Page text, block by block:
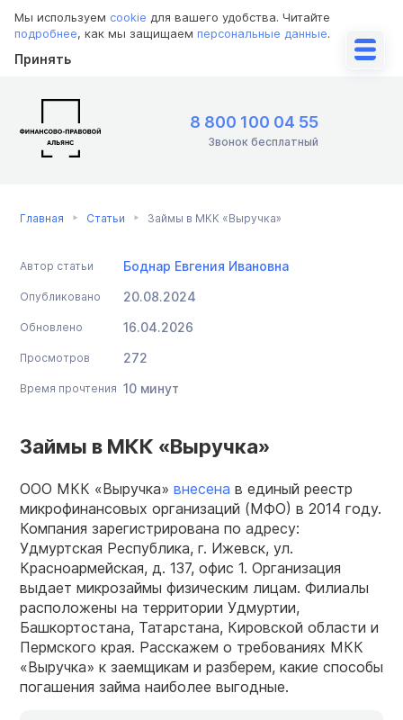
Мы используем cookie для вашего удобства. Читайте
подробнее, как мы защищаем персональные данные.
Принять
8 800 100 04 55
Звонок бесплатный
Главная Статьи Займы в МКК «Выручка»
Автор статьи Боднар Евгения Ивановна
Опубликовано 20.08.2024
Обновлено 16.04.2026
Просмотров 272
Время прочтения 10 минут
Займы в МКК «Выручка»
ООО МКК «Выручка» внесена в единый реестр
микрофинансовых организаций (МФО) в 2014 году.
Компания зарегистрирована по адресу:
Удмуртская Республика, г. Ижевск, ул.
Красноармейская, д. 137, офис 1. Организация
выдает микрозаймы физическим лицам. Филиалы
расположены на территории Удмуртии,
Башкортостана, Татарстана, Кировской области и
Пермского края. Расскажем о требованиях МКК
«Выручка» к заемщикам и разберем, какие способы
погашения займа наиболее выгодные.